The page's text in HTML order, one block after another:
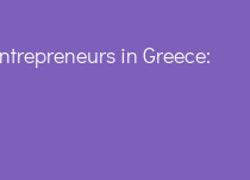
in Greece: